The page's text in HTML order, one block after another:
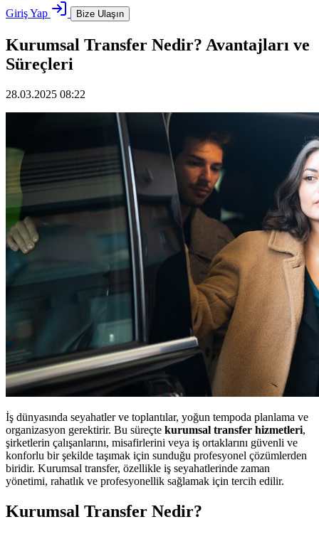
Giriş Yap
Bize Ulaşın
Kurumsal Transfer Nedir? Avantajları ve
Süreçleri
28.03.2025 08:22
İş dünyasında seyahatler ve toplantılar, yoğun tempoda planlama ve
organizasyon gerektirir. Bu süreçte kurumsal transfer hizmetleri,
şirketlerin çalışanlarını, misafirlerini veya iş ortaklarını güvenli ve
konforlu bir şekilde taşımak için sunduğu profesyonel çözümlerden
biridir. Kurumsal transfer, özellikle iş seyahatlerinde zaman
yönetimi, rahatlık ve profesyonellik sağlamak için tercih edilir.
Kurumsal Transfer Nedir?